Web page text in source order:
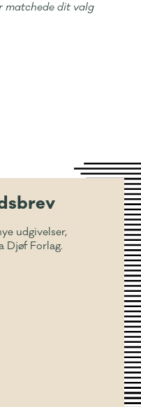
matchede dit valg
udgivelser,
Djøf Forlag.